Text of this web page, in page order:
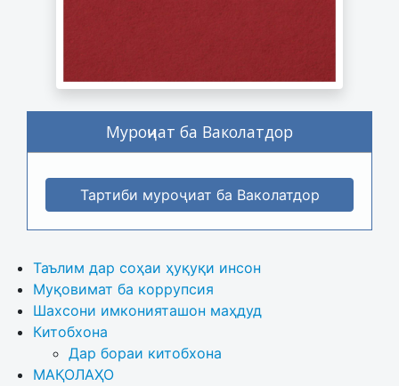
Муроҷиат ба Ваколатдор
Тартиби муроҷиат ба Ваколатдор
Таълим дар соҳаи ҳуқуқи инсон
Муқовимат ба коррупсия
Шахсони имконияташон маҳдуд
Китобхона
Дар бораи китобхона
МАҚОЛАҲО